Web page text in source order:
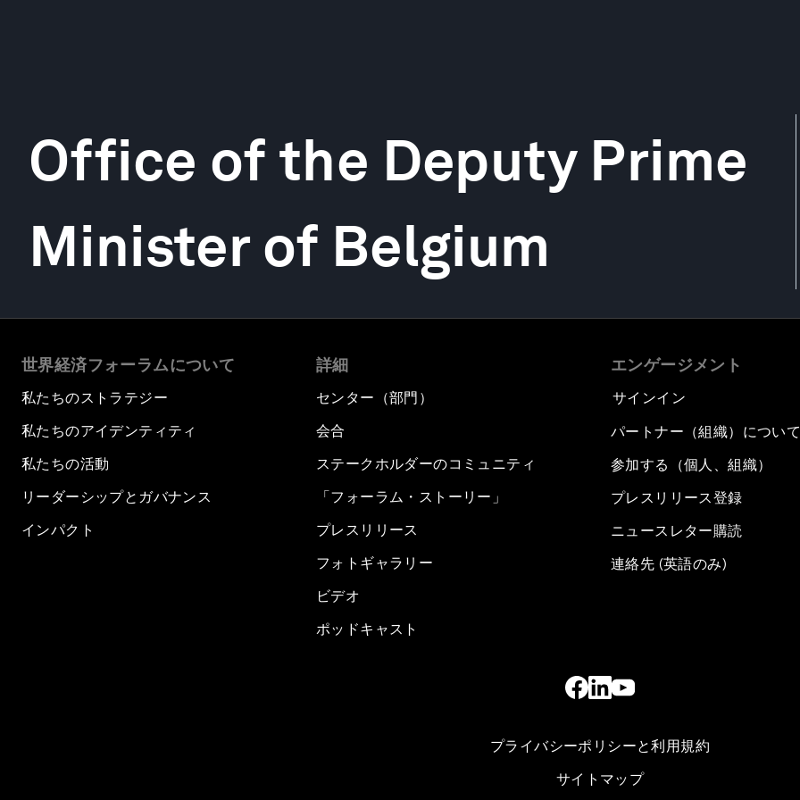
Office of the Deputy Prime
Minister of Belgium
世界経済フォーラムについて
私たちのストラテジー
私たちのアイデンティティ
私たちの活動
リーダーシップとガバナンス
インパクト
詳細
センター（部門）
会合
ステークホルダーのコミュニティ
「フォーラム・ストーリー」
プレスリリース
フォトギャラリー
ビデオ
ポッドキャスト
エンゲージメント
サインイン
パートナー（組織）について
参加する（個人、組織）
プレスリリース登録
ニュースレター購読
連絡先 (英語のみ)
プライバシーポリシーと利用規約
サイトマップ